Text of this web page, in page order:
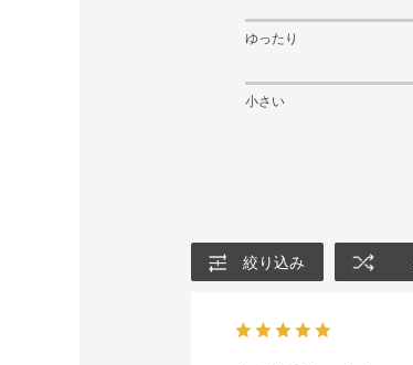
ゆったり
小さい
絞り込み